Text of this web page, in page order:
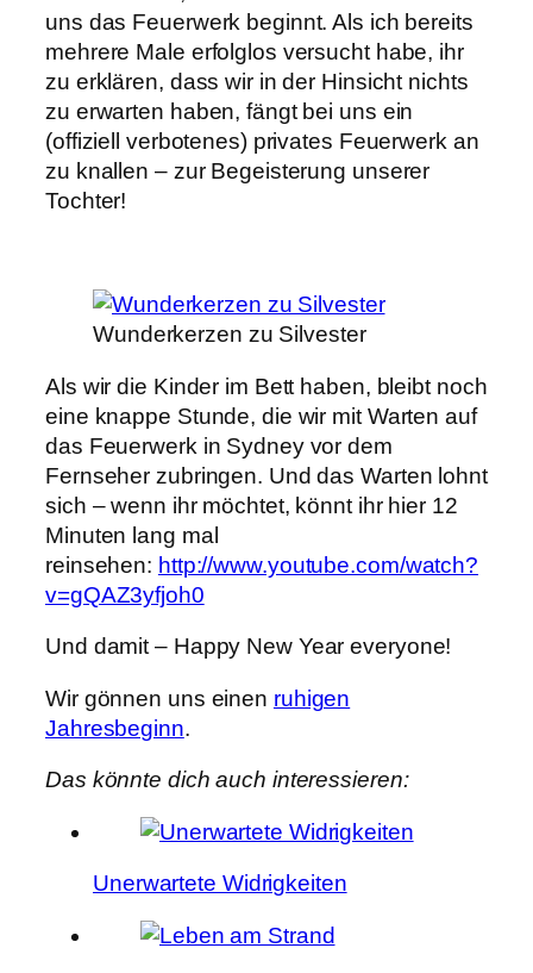
uns das Feuerwerk beginnt. Als ich bereits
mehrere Male erfolglos versucht habe, ihr
zu erklären, dass wir in der Hinsicht nichts
zu erwarten haben, fängt bei uns ein
(offiziell verbotenes) privates Feuerwerk an
zu knallen – zur Begeisterung unserer
Tochter!
Wunderkerzen zu Silvester
Als wir die Kinder im Bett haben, bleibt noch
eine knappe Stunde, die wir mit Warten auf
das Feuerwerk in Sydney vor dem
Fernseher zubringen. Und das Warten lohnt
sich – wenn ihr möchtet, könnt ihr hier 12
Minuten lang mal
reinsehen: http://www.youtube.com/watch?
v=gQAZ3yfjoh0
Und damit – Happy New Year everyone!
Wir gönnen uns einen ruhigen
Jahresbeginn.
Das könnte dich auch interessieren:
Unerwartete Widrigkeiten